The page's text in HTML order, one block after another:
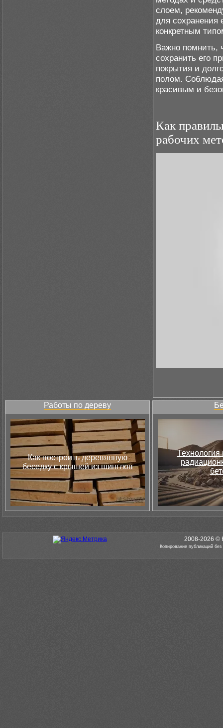
слоем,
для сохранения
конкретным
Важно помнить,
сохранить его
покрытия и
полом.
красивым и
Как
рабочих
Работы по дереву
Как построить деревянную
беседку с крышей из шинглов
Технология
2008-2026 ©
Копирование публикаций